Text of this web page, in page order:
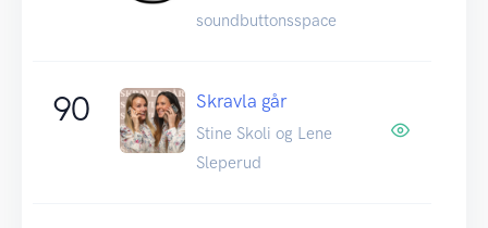
soundbuttonsspace
90 Skravla går
Stine Skoli og Lene
Sleperud